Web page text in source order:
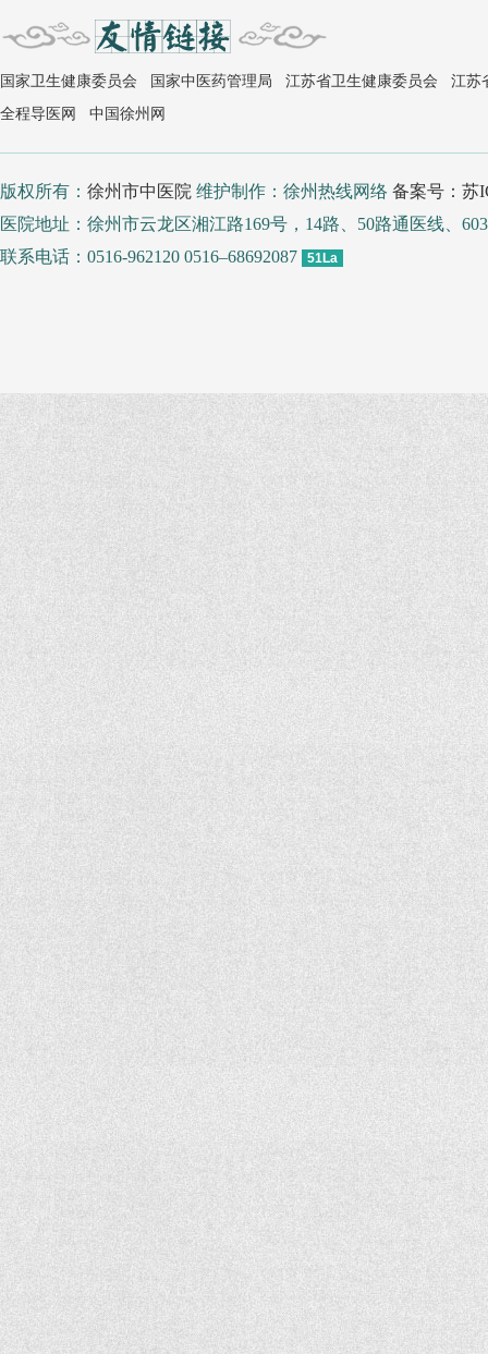
国家卫生健康委员会 国家中医药管理局 江苏省卫生健康委员会
江苏
全程导医网
中国徐州网
版权所有： 徐州市中医院 维护制作：徐州热线网络 备案号：苏
医院地址：徐州市云龙区湘江路169号，14路、50路通医线、
联系电话：0516-962120 0516–68692087
51La